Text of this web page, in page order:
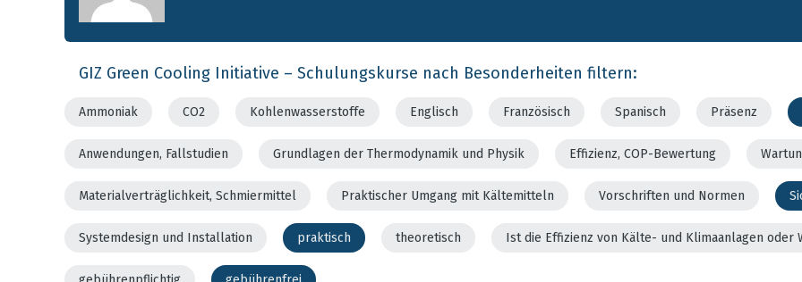
GIZ Green Cooling Initiative – Schulungskurse nach Besonderheiten filtern:
Ammoniak CO2 Kohlenwasserstoffe Englisch Französisch Spanisch Präsenz
Anwendungen, Fallstudien Grundlagen der Thermodynamik und Physik Effizienz, COP-Bewertung
Materialverträglichkeit, Schmiermittel Praktischer Umgang mit Kältemitteln Vorschriften und Normen
Systemdesign und Installation praktisch theoretisch Ist die Effizienz von Kälte- und Klimaanlagen oder